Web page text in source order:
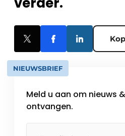
NIEUWSBRIEF
Meld u aan om nieuws
ontvangen.